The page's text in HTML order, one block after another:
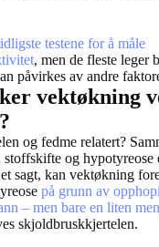
testene for å måle
, men de fleste leger
påvirkes av andre
vektøkning
og fedme relatert?
og hypotyreose
sagt, kan vektøkning
på grunn av
– men bare en liten
skjoldbruskkjertelen.